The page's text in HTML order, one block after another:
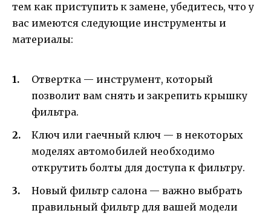
тем как приступить к замене, убедитесь, что у
вас имеются следующие инструменты и
материалы:
Отвертка — инструмент, который
позволит вам снять и закрепить крышку
фильтра.
Ключ или гаечный ключ — в некоторых
моделях автомобилей необходимо
открутить болты для доступа к фильтру.
Новый фильтр салона — важно выбрать
правильный фильтр для вашей модели